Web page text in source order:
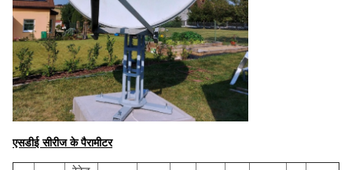
एसडीई सीरीज के पैरामीटर